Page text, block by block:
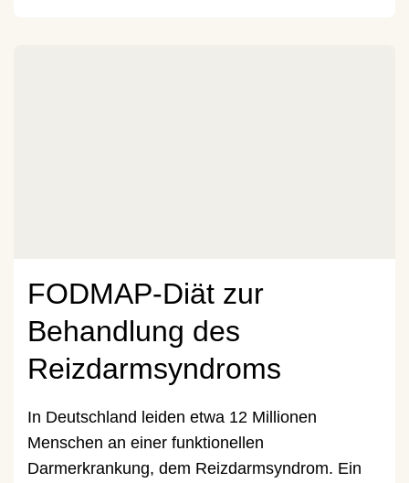
FODMAP-Diät zur
Behandlung des
Reizdarmsyndroms
In Deutschland leiden etwa 12 Millionen
Menschen an einer funktionellen
Darmerkrankung, dem Reizdarmsyndrom. Ein